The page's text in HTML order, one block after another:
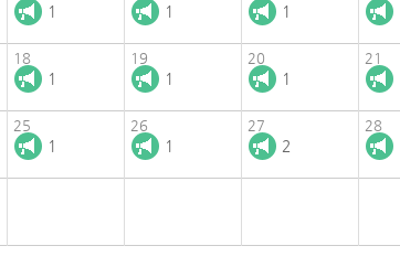
1 1 1
18
1
19
1
20
1
21
25
1
26
1
27
2
28